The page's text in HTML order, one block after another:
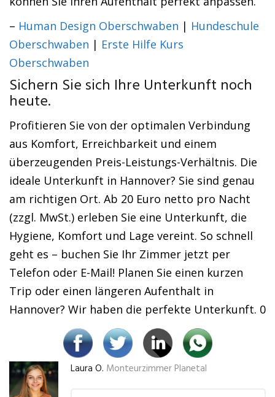
– Human Design Oberschwaben | Hundeschule
Oberschwaben | Erste Hilfe Kurs
Oberschwaben
Sichern Sie sich Ihre Unterkunft noch
heute.
Profitieren Sie von der optimalen Verbindung
aus Komfort, Erreichbarkeit und einem
überzeugenden Preis-Leistungs-Verhältnis. Die
ideale Unterkunft in Hannover? Sie sind genau
am richtigen Ort. Ab 20 Euro netto pro Nacht
(zzgl. MwSt.) erleben Sie eine Unterkunft, die
Hygiene, Komfort und Lage vereint. So schnell
geht es – buchen Sie Ihr Zimmer jetzt per
Telefon oder E-Mail! Planen Sie einen kurzen
Trip oder einen längeren Aufenthalt in
Hannover? Wir haben die perfekte Unterkunft. 0
Laura O. Monteurzimmer Planetal